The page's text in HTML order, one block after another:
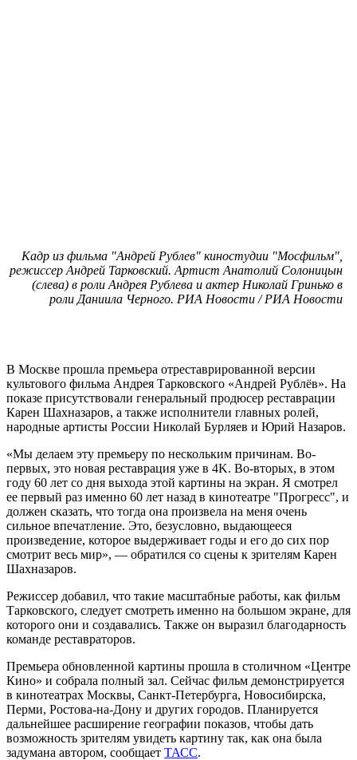
Кадр из фильма "Андрей Рублев" киностудии "Мосфильм",
режиссер Андрей Тарковский. Артист Анатолий Солоницын
(слева) в роли Андрея Рублева и актер Николай Гринько в
роли Даниила Черного. РИА Новости / РИА Новости
В Москве прошла премьера отреставрированной версии
культового фильма Андрея Тарковского «Андрей Рублёв». На
показе присутствовали генеральный продюсер реставрации
Карен Шахназаров, а также исполнители главных ролей,
народные артисты России Николай Бурляев и Юрий Назаров.
«Мы делаем эту премьеру по нескольким причинам. Во-
первых, это новая реставрация уже в 4K. Во-вторых, в этом
году 60 лет со дня выхода этой картины на экран. Я смотрел
ее первый раз именно 60 лет назад в кинотеатре "Прогресс", и
должен сказать, что тогда она произвела на меня очень
сильное впечатление. Это, безусловно, выдающееся
произведение, которое выдерживает годы и его до сих пор
смотрит весь мир», — обратился со сцены к зрителям Карен
Шахназаров.
Режиссер добавил, что такие масштабные работы, как фильм
Тарковского, следует смотреть именно на большом экране, для
которого они и создавались. Также он выразил благодарность
команде реставраторов.
Премьера обновленной картины прошла в столичном «Центре
Кино» и собрала полный зал. Сейчас фильм демонстрируется
в кинотеатрах Москвы, Санкт-Петербурга, Новосибирска,
Перми, Ростова-на-Дону и других городов. Планируется
дальнейшее расширение географии показов, чтобы дать
возможность зрителям увидеть картину так, как она была
задумана автором, сообщает ТАСС.